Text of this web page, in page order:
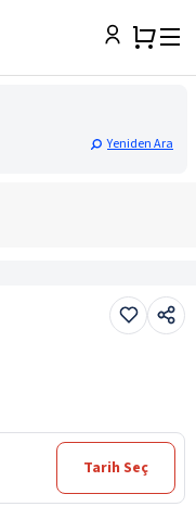
Yeniden Ara
Tarih Seç